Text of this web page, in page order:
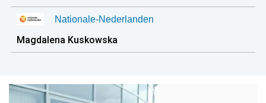
Nationale-Nederlanden
Magdalena Kuskowska